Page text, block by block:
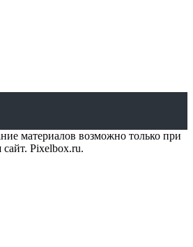
материалов возможно только при
Pixelbox.ru.